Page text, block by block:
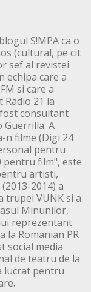
S!MPA ca o
(cultural, pe cit
sef al revistei
echipa care a
si care a
21 la
consultant
Guerrilla. A
n filme (Digi 24
pentru
pentru film", este
artisti,
2014) a
trupei VUNK si a
Minunilor,
reprezentant
Romanian PR
social media
de teatru de la
lucrat pentru